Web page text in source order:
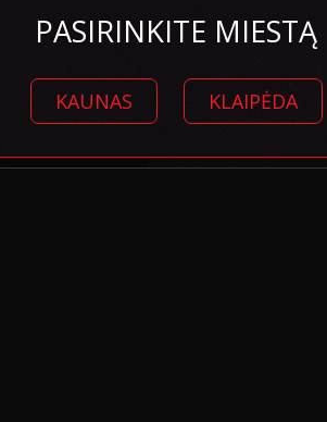
PASIRINKITE MIESTĄ
KAUNAS KLAIPĖDA